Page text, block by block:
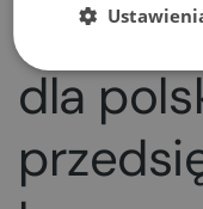
Co Fit
dla